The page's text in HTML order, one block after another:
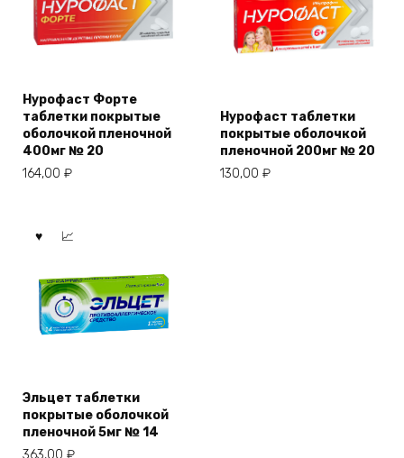
Нурофаст Форте
таблетки покрытые
оболочкой пленочной
400мг № 20
164,00 ₽
Нурофаст таблетки
покрытые оболочкой
пленочной 200мг № 20
130,00 ₽
Эльцет таблетки
покрытые оболочкой
пленочной 5мг № 14
363,00 ₽